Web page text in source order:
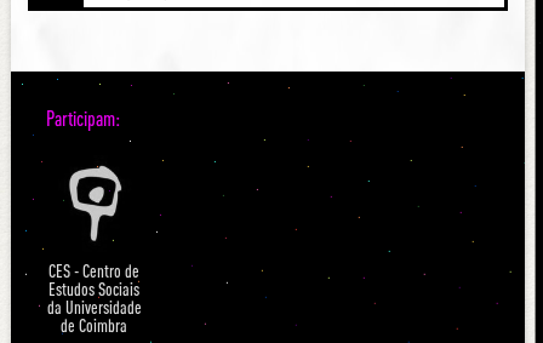
Participam:
CES - Centro de
Estudos Sociais
da Universidade
de Coimbra